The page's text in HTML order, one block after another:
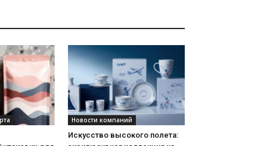
Новости компаний
Искусство высокого полета: